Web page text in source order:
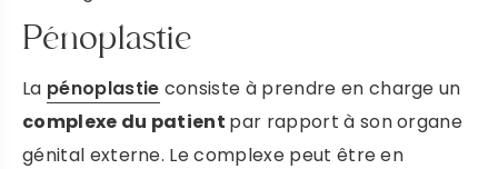
Pénoplastie
La pénoplastie consiste à prendre en charge un
complexe du patient par rapport à son organe
génital externe. Le complexe peut être en